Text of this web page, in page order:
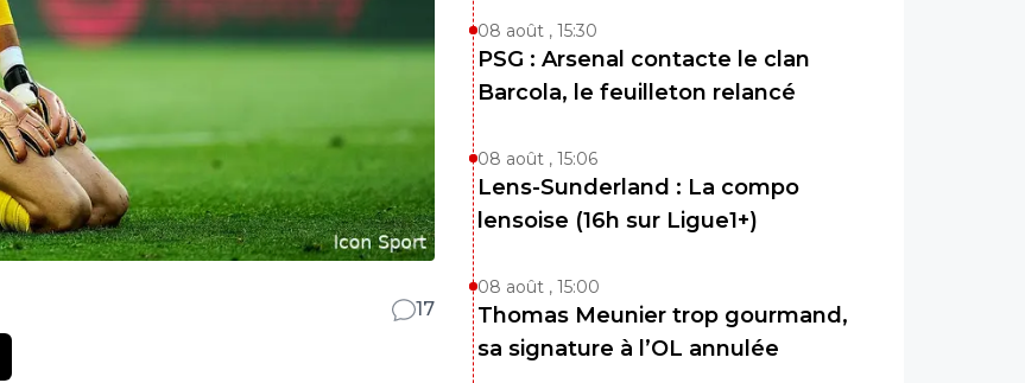
17
08 août , 15:30
PSG : Arsenal contacte le clan
Barcola, le feuilleton relancé
08 août , 15:06
Lens-Sunderland : La compo
lensoise (16h sur Ligue1+)
08 août , 15:00
Thomas Meunier trop gourmand,
sa signature à l’OL annulée